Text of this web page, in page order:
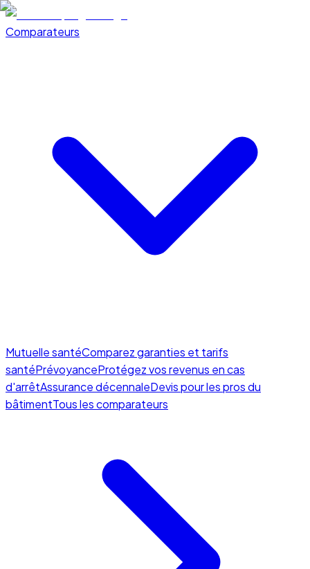
Comparateurs
Mutuelle santéComparez garanties et tarifs
santéPrévoyanceProtégez vos revenus en cas
d'arrêtAssurance décennaleDevis pour les pros du
bâtimentTous les comparateurs